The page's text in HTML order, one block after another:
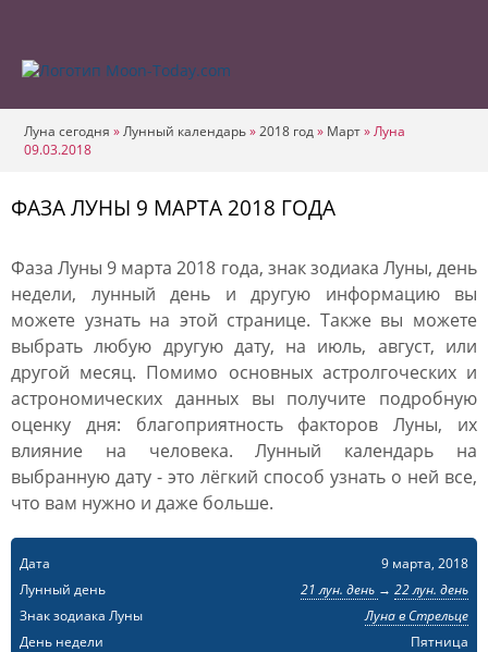
Луна сегодня »Лунный календарь»2018 год» Март»Луна
09.03.2018
ФАЗА ЛУНЫ 9 МАРТА 2018 ГОДА
Фаза Луны 9 марта 2018 года, знак зодиака Луны, день
недели, лунный день и другую информацию вы
можете узнать на этой странице. Также вы можете
выбрать любую другую дату, на июль, август, или
другой месяц. Помимо основных астролгоческих и
астрономических данных вы получите подробную
оценку дня: благоприятность факторов Луны, их
влияние на человека. Лунный календарь на
выбранную дату - это лёгкий способ узнать о ней все,
что вам нужно и даже больше.
Дата
9 марта, 2018
Лунный день
21 лун. день → 22 лун. день
Знак зодиака Луны
Луна в Стрельце
День недели
Пятница